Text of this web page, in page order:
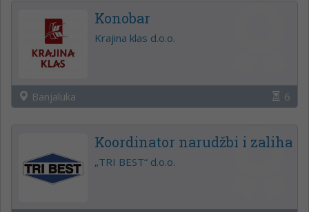
Konobar
Krajina klas d.o.o.
Banjaluka 6
Koordinator narudžbi i zaliha
„TRI BEST“ d.o.o.